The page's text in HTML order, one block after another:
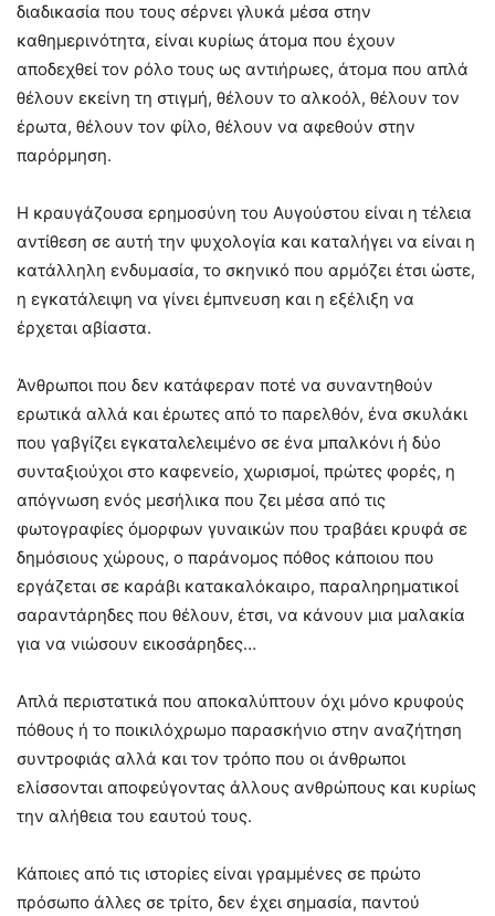
διαδικασία που τους σέρνει γλυκά μέσα στην
καθημερινότητα, είναι κυρίως άτομα που έχουν
αποδεχθεί τον ρόλο τους ως αντιήρωες, άτομα που απλά
θέλουν εκείνη τη στιγμή, θέλουν το αλκοόλ, θέλουν τον
έρωτα, θέλουν τον φίλο, θέλουν να αφεθούν στην
παρόρμηση.
Η κραυγάζουσα ερημοσύνη του Αυγούστου είναι η τέλεια
αντίθεση σε αυτή την ψυχολογία και καταλήγει να είναι η
κατάλληλη ενδυμασία, το σκηνικό που αρμόζει έτσι ώστε,
η εγκατάλειψη να γίνει έμπνευση και η εξέλιξη να
έρχεται αβίαστα.
Άνθρωποι που δεν κατάφεραν ποτέ να συναντηθούν
ερωτικά αλλά και έρωτες από το παρελθόν, ένα σκυλάκι
που γαβγίζει εγκαταλελειμένο σε ένα μπαλκόνι ή δύο
συνταξιούχοι στο καφενείο, χωρισμοί, πρώτες φορές, η
απόγνωση ενός μεσήλικα που ζει μέσα από τις
φωτογραφίες όμορφων γυναικών που τραβάει κρυφά σε
δημόσιους χώρους, ο παράνομος πόθος κάποιου που
εργάζεται σε καράβι κατακαλόκαιρο, παραληρηματικοί
σαραντάρηδες που θέλουν, έτσι, να κάνουν μια μαλακία
για να νιώσουν εικοσάρηδες…
Απλά περιστατικά που αποκαλύπτουν όχι μόνο κρυφούς
πόθους ή το ποικιλόχρωμο παρασκήνιο στην αναζήτηση
συντροφιάς αλλά και τον τρόπο που οι άνθρωποι
ελίσσονται αποφεύγοντας άλλους ανθρώπους και κυρίως
την αλήθεια του εαυτού τους.
Κάποιες από τις ιστορίες είναι γραμμένες σε πρώτο
πρόσωπο άλλες σε τρίτο, δεν έχει σημασία, παντού